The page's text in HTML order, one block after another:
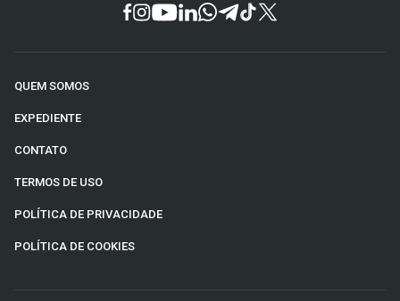
QUEM SOMOS
EXPEDIENTE
CONTATO
TERMOS DE USO
POLÍTICA DE PRIVACIDADE
POLÍTICA DE COOKIES